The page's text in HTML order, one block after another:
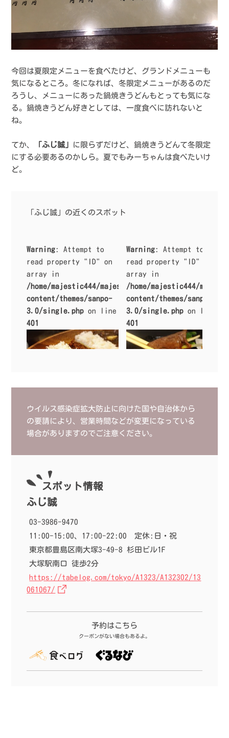
今回は夏限定メニューを食べたけど、グランドメニューも
気になるところ。冬になれば、冬限定メニューがあるのだ
ろうし、メニューにあった鍋焼きうどんもとっても気にな
る。鍋焼きうどん好きとしては、一度食べに訪れないと
ね。
てか、 「ふじ誠」
に限らずだけど、鍋焼きうどんて冬限定
にする必要あるのかしら。夏でもみーちゃんは食べたいけ
ど。
「ふじ誠」の近くのスポット
Warning: Attempt to
read property "ID" on
array in
/home/majestic444/majestic.work/public_html/
content/themes/sanpo-
3.0/single.php on line
401
Warning: Attempt to read prope
rty "ID" on array in/home/maj
【大塚駅】欧風カレー超おすす
め！夜はオシャレなビアバーに。
「Holyhead（ホーリーヘッド）」
Warning: Attempt to
read property "ID" on
array in
/home/majestic444/
content/themes/sanpo-
3.0/single.php on line
401
Warning: Attempt to read prope
rty "ID" on array in
ウイルス感染症拡大防止に向けた国や自治体から
の要請により、営業時間などが変更になっている
場合がありますのでご注意ください。
スポット情報
ふじ誠
03-3986-9470
11:00-15:00、17:00-22:00
定休:日・祝
東京都豊島区南大塚3-49-8 杉田ビル1F
大塚駅南口 徒歩2分
https://tabelog.com/tokyo/A1323/A132302/13
061067/
予約はこちら
クーポンがない場合もあるよ。